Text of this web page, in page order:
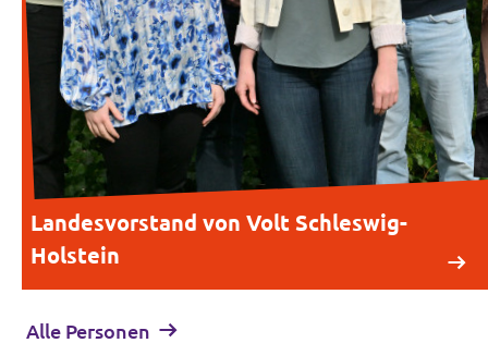
Landesvorstand von Volt Schleswig-
Holstein
Alle Personen